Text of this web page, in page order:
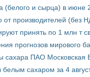
(белого и сырца) в июне
производителей (без
принять по 1 млн т
прогнозов мирового
ПАО Московская
белым сахаром за 4